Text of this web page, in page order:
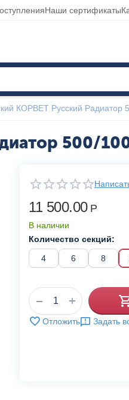
Наши сертификаты
КОРВЕТ Русский Радиатор
500/
11 500.00 Р
В наличии
Количество секций:
4
6 8
+
−
Отложить Задать